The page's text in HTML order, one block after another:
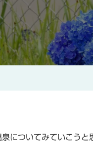
山
泉
Ⅰ
へ
についてみていこうと